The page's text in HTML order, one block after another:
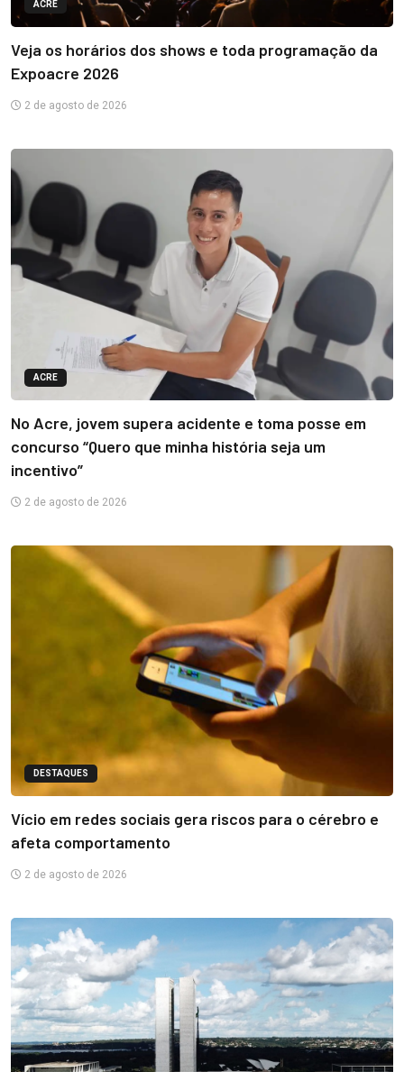
ACRE
Veja os horários dos shows e toda programação da
Expoacre 2026
2 de agosto de 2026
ACRE
No Acre, jovem supera acidente e toma posse em
concurso “Quero que minha história seja um
incentivo”
2 de agosto de 2026
DESTAQUES
Vício em redes sociais gera riscos para o cérebro e
afeta comportamento
2 de agosto de 2026